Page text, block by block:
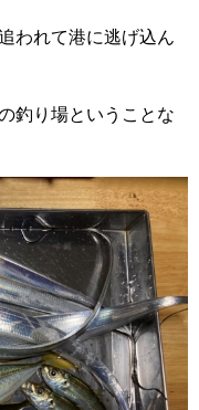
われて港に逃げ込ん
釣り場ということな